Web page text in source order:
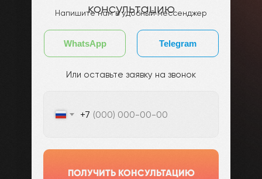
консультацию
Напишите нам в удобный мессенджер
Telegram
Или оставьте заявку на звонок
WhatsApp
+7
ПОЛУЧИТЬ КОНСУЛЬТАЦИЮ